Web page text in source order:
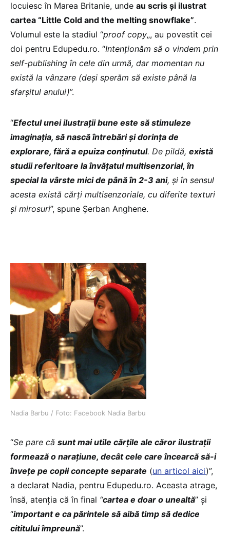
locuiesc în Marea Britanie, unde au scris și ilustrat
cartea “Little Cold and the melting snowflake”.
Volumul este la stadiul “proof copy„, au povestit cei
doi pentru Edupedu.ro. “Intenționăm să o vindem prin
self-publishing în cele din urmă, dar momentan nu
există la vânzare (deși sperăm să existe până la
sfarșitul anului)”.
“Efectul unei ilustrații bune este să stimuleze
imaginația, să nască întrebări și dorința de
explorare, fără a epuiza conținutul. De pildă, există
studii referitoare la învățatul multisenzorial, în
special la vârste mici de până în 2-3 ani, și în sensul
acesta există cărți multisenzoriale, cu diferite texturi
și mirosuri”, spune Șerban Anghene.
Nadia Barbu / Foto: Facebook Nadia Barbu
“Se pare că sunt mai utile cărțile ale căror ilustrații
formează o narațiune, decât cele care încearcă să-i
învețe pe copii concepte separate (un articol aici)”,
a declarat Nadia, pentru Edupedu.ro. Aceasta atrage,
însă, atenția că în final “cartea e doar o unealtă” și
“important e ca părintele să aibă timp să dedice
cititului împreună”.